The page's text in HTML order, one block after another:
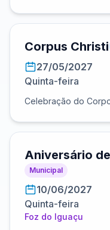
Corpus Christi
27/05/2027
Quinta-feira
Celebração do
Aniversário
Municipal
10/06/2027
Quinta-feira
Foz do Iguaçu